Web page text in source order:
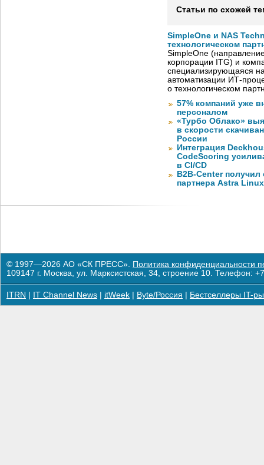
Статьи по схожей
SimpleOne и NAS
технологическом
SimpleOne
корпорации ITG) и
специализирующаяся
автоматизации ИТ-
о технологическом
57% компаний уже
персоналом
«Турбо Облако»
в скорости
России
Интеграция
CodeScoring
в CI/CD
B2B-Center получил
партнера Astra Linux
© 1997—2026 АО «СК ПРЕСС». Политика конфиденциальности
109147 г. Москва, ул. Марксистская, 34, строение 10. Телефон:
ITRN IT Channel News itWeek Byte/Россия Бестселлеры IT-